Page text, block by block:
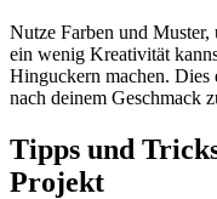
Nutze Farben und
ein wenig Kreativität
Hinguckern machen. Dies
nach deinem Geschmack
Tipps und
Projekt